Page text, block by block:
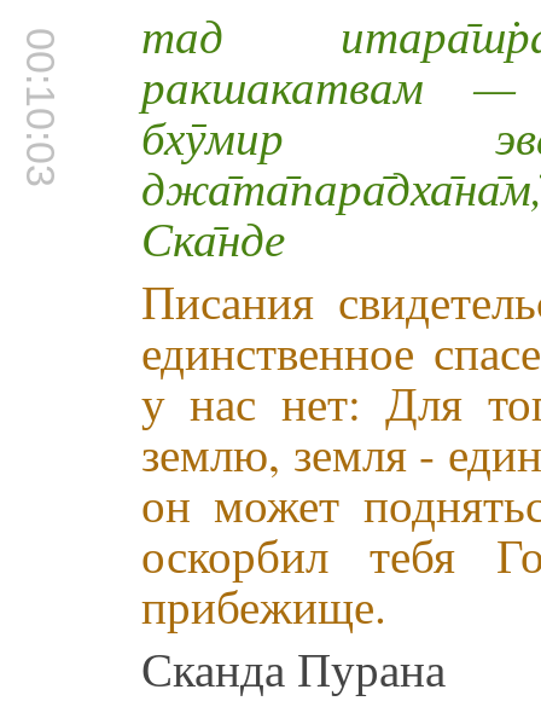
00:10:03 тад
ракшакатвам —
бхӯмир
Ска̄нде
Писания
единственное
у нас нет: Для
землю, земля -
он может
оскорбил тебя
прибежище.
Сканда Пурана